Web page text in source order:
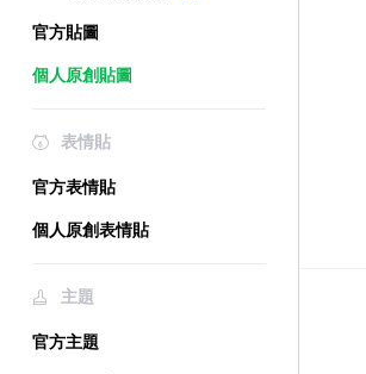
官方貼圖
個人原創貼圖
表情貼
官方表情貼
個人原創表情貼
主題
官方主題